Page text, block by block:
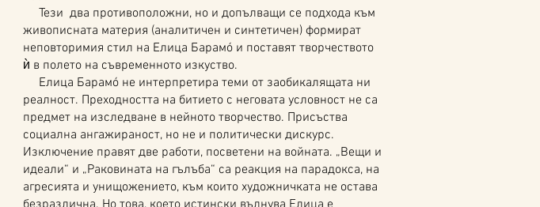
Тези два противоположни, но и допълващи се подхода към
живописната материя (аналитичен и синтетичен) формират
неповторимия стил на Елица Барамó и поставят творчеството
ѝ в полето на съвременното изкуство.
Елица Барамó не интерпретира теми от заобикалящата ни
реалност. Преходността на битието с неговата условност не са
предмет на изследване в нейното творчество. Присъства
социална ангажираност, но не и политически дискурс.
Изключение правят две работи, посветени на войната. „Вещи и
идеали“ и „Раковината на гълъба“ са реакция на парадокса, на
агресията и унищожението, към които художничката не остава